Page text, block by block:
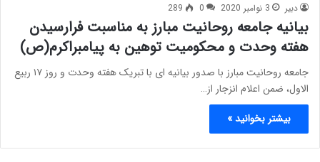
دبیر 3 نوامبر 2020 0
289
بیانیه جامعه روحانیت مبارز به مناسبت فرارسیدن
هفته وحدت و محکومیت توهین به پیامبراکرم(ص)
جامعه روحانیت مبارز با صدور بیانیه ای با تبریک هفته وحدت و روز ۱۷ ربیع
الاول، ضمن اعلام انزجار از…
بیشتر بخوانید »